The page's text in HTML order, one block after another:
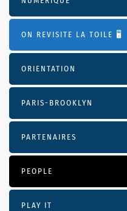
ON REVISITE LA TOILE 🖥️
ORIENTATION
PARIS-BROOKLYN
PARTENAIRES
PEOPLE
PLAY IT